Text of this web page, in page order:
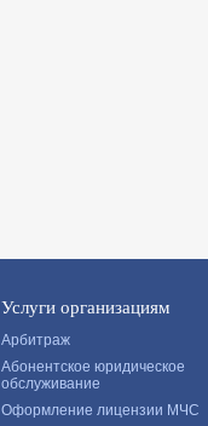
Услуги организациям
Арбитраж
Абонентское юридическое
обслуживание
Оформление лицензии МЧС